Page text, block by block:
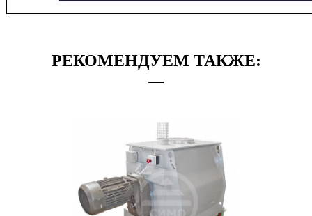
РЕКОМЕНДУЕМ ТАКЖЕ: